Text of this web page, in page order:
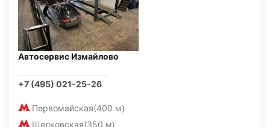
Автосервис Измайлово
+7 (495) 021-25-26
Первомайская(400 м)
Щелковская(350 м)